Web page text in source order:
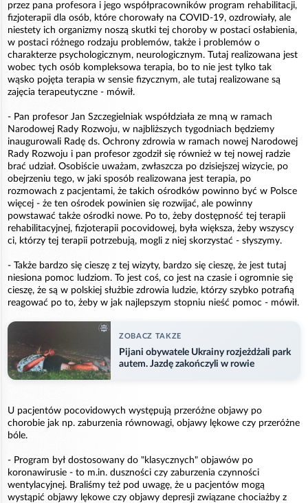
przez pana profesora i jego współpracowników program rehabilitacji,
fizjoterapii dla osób, które chorowały na COVID-19, ozdrowiały, ale
niestety ich organizmy noszą skutki tej choroby w postaci osłabienia,
w postaci różnego rodzaju problemów, także i problemów o
charakterze psychologicznym, neurologicznym. Tutaj realizowana jest
wobec tych osób kompleksowa terapia, bo to nie jest tylko tak
wąsko pojęta terapia w sensie fizycznym, ale tutaj realizowane są
zajęcia terapeutyczne - mówił.
- Pan profesor Jan Szczegielniak współdziała ze mną w ramach
Narodowej Rady Rozwoju, w najbliższych tygodniach będziemy
inaugurowali Radę ds. Ochrony zdrowia w ramach nowej Narodowej
Rady Rozwoju i pan profesor zgodził się również w tej nowej radzie
brać udział. Osobiście uważam, zwłaszcza po dzisiejszej wizycie, po
obejrzeniu tego, w jaki sposób realizowana jest terapia, po
rozmowach z pacjentami, że takich ośrodków powinno być w Polsce
więcej - że ten ośrodek powinien się rozwijać, ale powinny
powstawać także ośrodki nowe. Po to, żeby dostępność tej terapii
rehabilitacyjnej, fizjoterapii pocovidowej, była większa, żeby wszyscy
ci, którzy tej terapii potrzebują, mogli z niej skorzystać - słyszymy.
- Także bardzo się cieszę z tej wizyty, bardzo się cieszę, że jest tutaj
niesiona pomoc ludziom. To jest coś, co jest na czasie i ogromnie się
cieszę, że są w polskiej służbie zdrowia ludzie, którzy szybko potrafią
reagować po to, żeby w jak najlepszym stopniu nieść pomoc - mówił.
ZOBACZ TAKZE
Pijani obywatele Ukrainy rozjeżdżali park
autem. Jazdę zakończyli w rowie
U pacjentów pocovidowych występują przeróżne objawy po
chorobie jak np. zaburzenia równowagi, objawy lękowe czy przeróżne
bóle.
- Program był dostosowany do "klasycznych" objawów po
koronawirusie - to m.in. duszności czy zaburzenia czynności
wentylacyjnej. Braliśmy też pod uwagę, że u pacjentów mogą
wystąpić objawy lękowe czy objawy depresji związane chociażby z